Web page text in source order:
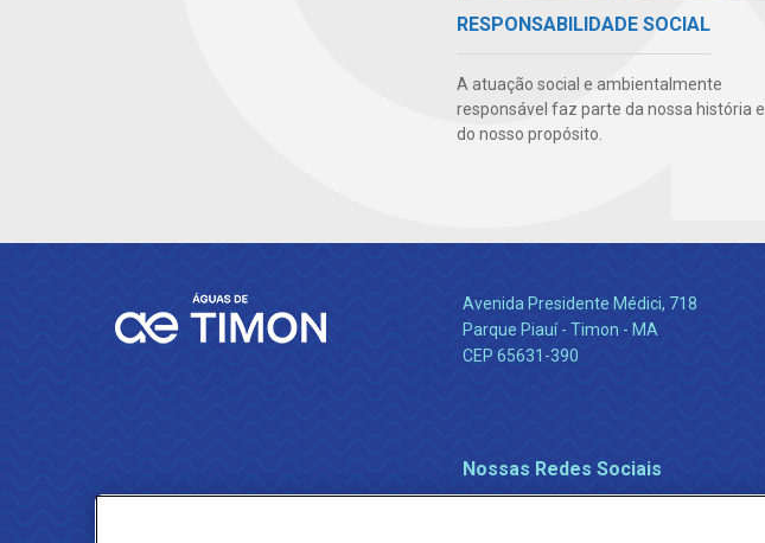
RESPONSABILIDADE SOCIAL
A atuação social e ambientalmente
responsável faz parte da nossa história e
do nosso propósito.
Avenida Presidente Médici, 718
Parque Piauí - Timon - MA
CEP 65631-390
Nossas Redes Sociais